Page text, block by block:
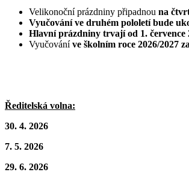
Velikonoční prázdniny připadnou na
Vyučování ve druhém pololetí bude
Hlavní prázdniny trvají od 1. července
Vyučováníve školním roce 2026/2027
Ředitelská volna:
30. 4. 2026
7. 5. 2026
29. 6. 2026